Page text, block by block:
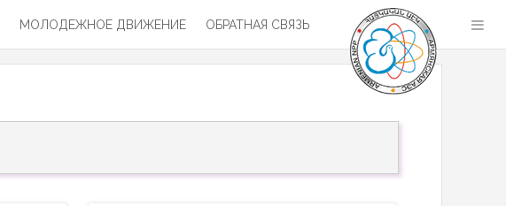
МОЛОДЕЖНОЕ ДВИЖЕНИЕ ОБРАТНАЯ СВЯЗЬ